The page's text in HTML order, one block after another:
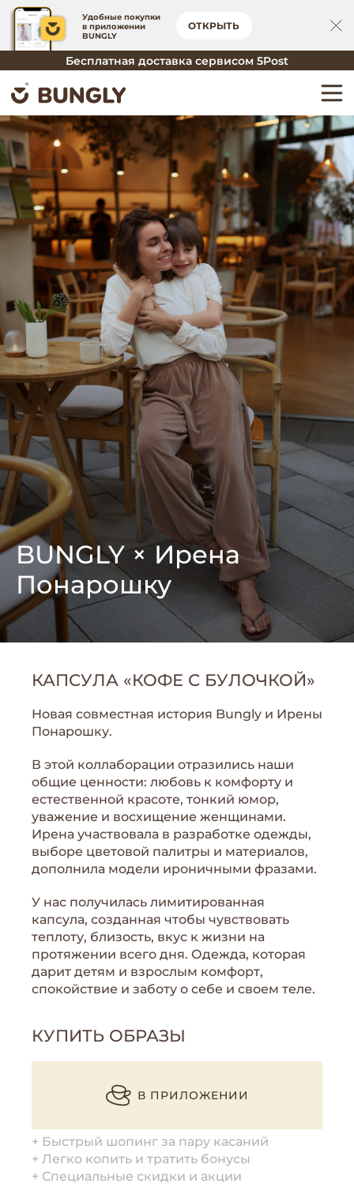
Удобные покупки
в приложении
BUNGLY
ОТКРЫТЬ
Бесплатная доставка сервисом 5Post
BUNGLY × Ирена
Понарошку
КАПСУЛА «КОФЕ С БУЛОЧКОЙ»
Новая совместная история Bungly и Ирены
Понарошку.
В этой коллаборации отразились наши
общие ценности: любовь к комфорту и
естественной красоте, тонкий юмор,
уважение и восхищение женщинами.
Ирена участвовала в разработке одежды,
выборе цветовой палитры и материалов,
дополнила модели ироничными фразами.
У нас получилась лимитированная
капсула, созданная чтобы чувствовать
теплоту, близость, вкус к жизни на
протяжении всего дня. Одежда, которая
дарит детям и взрослым комфорт,
спокойствие и заботу о себе и своем теле.
КУПИТЬ ОБРАЗЫ
В ПРИЛОЖЕНИИ
+ Быстрый шопинг за пару касаний
+ Легко копить и тратить бонусы
+ Специальные скидки и акции